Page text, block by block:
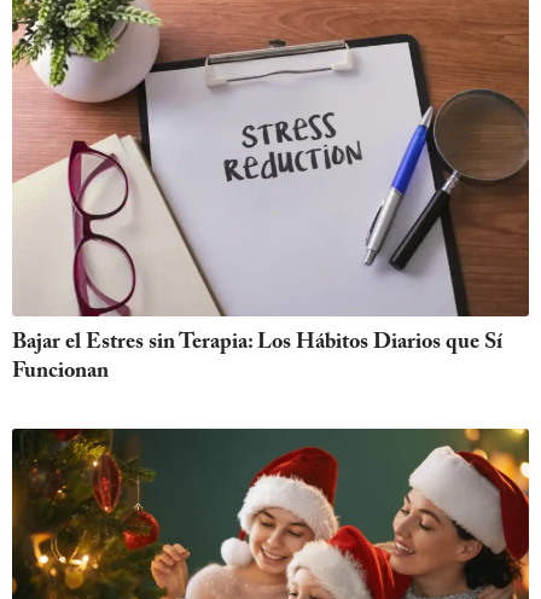
Bajar el Estres sin Terapia: Los Hábitos Diarios que Sí
Funcionan